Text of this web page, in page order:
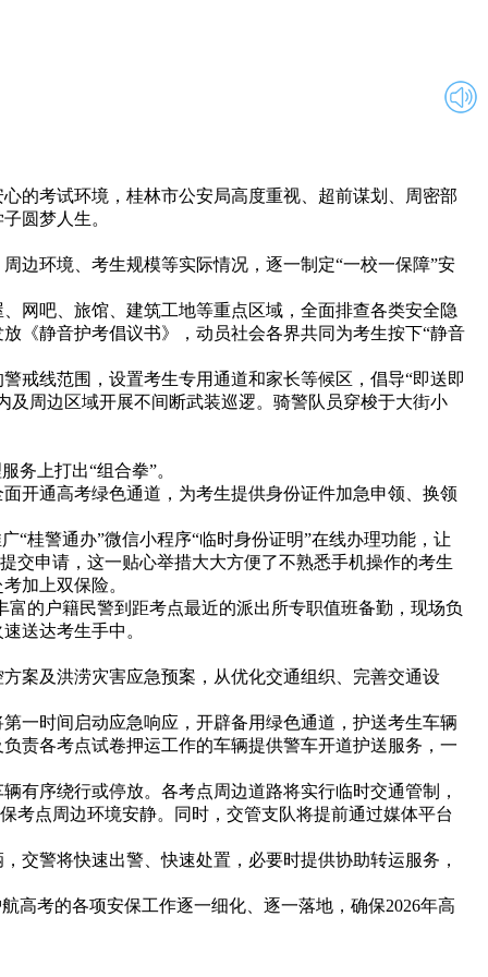
的考试环境，桂林市公安局高度重视、超前谋划、周密部
圆梦人生。
环境、考生规模等实际情况，逐一制定“一校一保障”安
吧、旅馆、建筑工地等重点区域，全面排查各类安全隐
《静音护考倡议书》，动员社会各界共同为考生按下“静音
线范围，设置考生专用通道和家长等候区，倡导“即送即
周边区域开展不间断武装巡逻。骑警队员穿梭于大街小
上打出“组合拳”。
通高考绿色通道，为考生提供身份证件加急申领、换领
桂警通办”微信小程序“临时身份证明”在线办理功能，让
交申请，这一贴心举措大大方便了不熟悉手机操作的考生
加上双保险。
的户籍民警到距考点最近的派出所专职值班备勤，现场负
送达考生手中。
案及洪涝灾害应急预案，从优化交通组织、完善交通设
时间启动应急响应，开辟备用绿色通道，护送考生车辆
责各考点试卷押运工作的车辆提供警车开道护送服务，一
序绕行或停放。各考点周边道路将实行临时交通管制，
考点周边环境安静。同时，交管支队将提前通过媒体平台
警将快速出警、快速处置，必要时提供协助转运服务，
考的各项安保工作逐一细化、逐一落地，确保2026年高